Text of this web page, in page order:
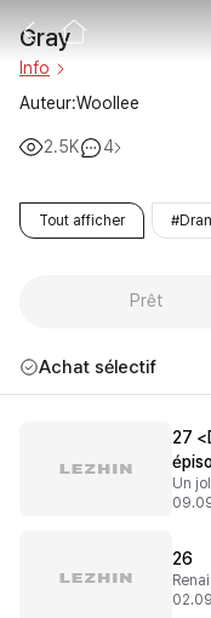
Gray
Info
Auteur:Woollee
2.5K 4
Tout afficher
Prêt
Achat sélectif
27
Un
26